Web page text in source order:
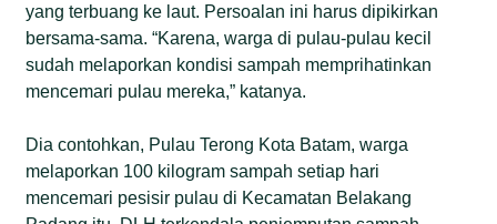
yang terbuang ke laut. Persoalan ini harus dipikirkan
bersama-sama. “Karena, warga di pulau-pulau kecil
sudah melaporkan kondisi sampah memprihatinkan
mencemari pulau mereka,” katanya.
Dia contohkan, Pulau Terong Kota Batam, warga
melaporkan 100 kilogram sampah setiap hari
mencemari pesisir pulau di Kecamatan Belakang